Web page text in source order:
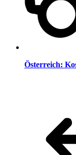
Österreich: